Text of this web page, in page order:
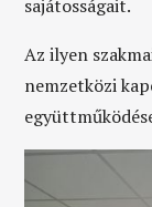
sajátosságait.
Az ilyen
nemzetközi